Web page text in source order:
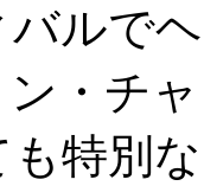
ルで
・チ
特別